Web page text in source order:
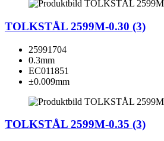
TOLKSTÅL 2599M-0.30 (3)
25991704
0.3mm
EC011851
±0.009mm
TOLKSTÅL 2599M-0.35 (3)